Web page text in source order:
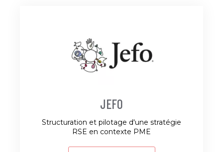
JEFO
Structuration et pilotage d'une stratégie
RSE en contexte PME